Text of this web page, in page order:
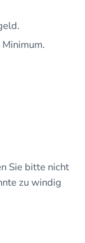
Sie bitte nicht
zu windig